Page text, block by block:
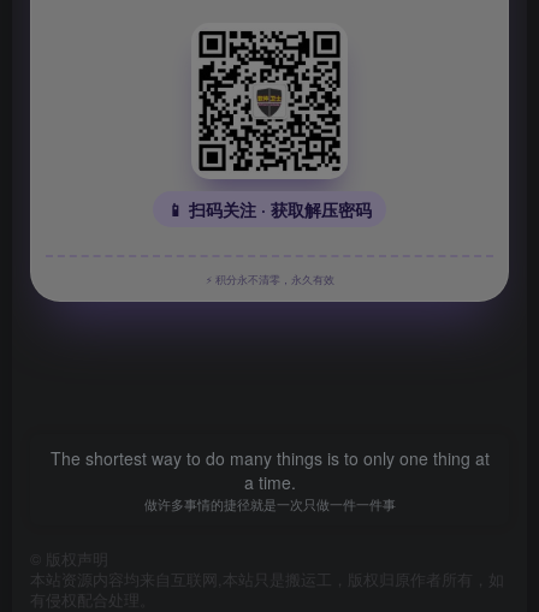
📱 扫码关注 · 获取解压密码
⚡ 积分永不清零，永久有效
The shortest way to do many things is to only one thing at
a time.
做许多事情的捷径就是一次只做一件一件事
版权声明
本站资源内容均来自互联网,本站只是搬运工，版权归原作者所有，如
有侵权配合处理。